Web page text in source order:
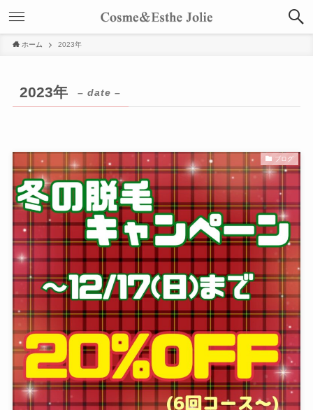
ホーム 2023年
2023年 – date –
ブログ